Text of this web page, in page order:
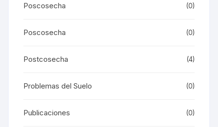
Poscosecha (0)
Poscosecha (0)
Postcosecha (4)
Problemas del Suelo (0)
Publicaciones (0)